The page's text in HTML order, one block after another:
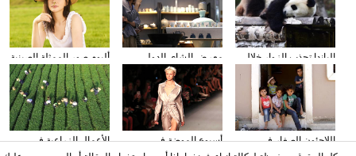
ألبوم صور الممثلة الصينية
شيونغ ناى جين
معرض الشاى الدولى
يقام فى مدينة داليان
الباندا تجذب الزوار خلال
عطلة العيد الوطني
الصيني
الأعمال الزراعية في
فصل الخريف
أسبوع الموضة في
نيويورك
اللاجئون الصغار فى
دمشق بسوريا